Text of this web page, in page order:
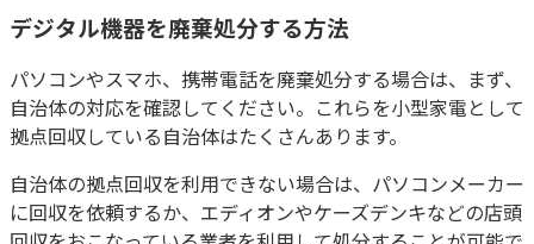
デジタル機器を廃棄処分する方法
パソコンやスマホ、携帯電話を廃棄処分する場合は、まず、
自治体の対応を確認してください。これらを小型家電として
拠点回収している自治体はたくさんあります。
自治体の拠点回収を利用できない場合は、パソコンメーカー
に回収を依頼するか、エディオンやケーズデンキなどの店頭